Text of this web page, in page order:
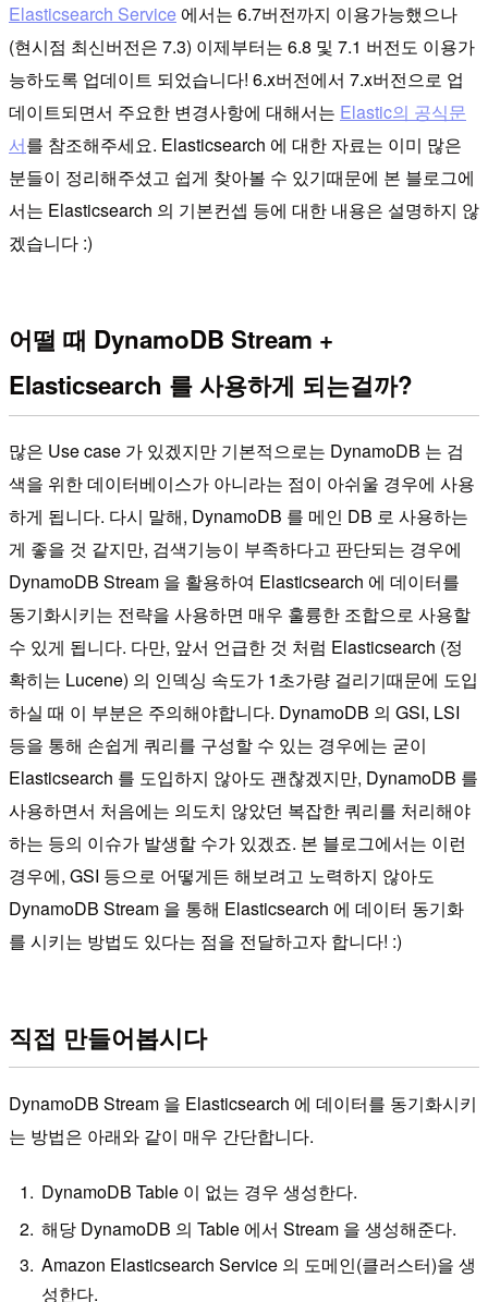
Elasticsearch Service 에서는 6.7버전까지 이용가능했으나
(현시점 최신버전은 7.3) 이제부터는 6.8 및 7.1 버전도 이용가
능하도록 업데이트 되었습니다! 6.x버전에서 7.x버전으로 업
데이트되면서 주요한 변경사항에 대해서는 Elastic의 공식문
서를 참조해주세요. Elasticsearch 에 대한 자료는 이미 많은
분들이 정리해주셨고 쉽게 찾아볼 수 있기때문에 본 블로그에
서는 Elasticsearch 의 기본컨셉 등에 대한 내용은 설명하지 않
겠습니다 :)
어떨 때 DynamoDB Stream +
Elasticsearch 를 사용하게 되는걸까?
많은 Use case 가 있겠지만 기본적으로는 DynamoDB 는 검
색을 위한 데이터베이스가 아니라는 점이 아쉬울 경우에 사용
하게 됩니다. 다시 말해, DynamoDB 를 메인 DB 로 사용하는
게 좋을 것 같지만, 검색기능이 부족하다고 판단되는 경우에
DynamoDB Stream 을 활용하여 Elasticsearch 에 데이터를
동기화시키는 전략을 사용하면 매우 훌륭한 조합으로 사용할
수 있게 됩니다. 다만, 앞서 언급한 것 처럼 Elasticsearch (정
확히는 Lucene) 의 인덱싱 속도가 1초가량 걸리기때문에 도입
하실 때 이 부분은 주의해야합니다. DynamoDB 의 GSI, LSI
등을 통해 손쉽게 쿼리를 구성할 수 있는 경우에는 굳이
Elasticsearch 를 도입하지 않아도 괜찮겠지만, DynamoDB 를
사용하면서 처음에는 의도치 않았던 복잡한 쿼리를 처리해야
하는 등의 이슈가 발생할 수가 있겠죠. 본 블로그에서는 이런
경우에, GSI 등으로 어떻게든 해보려고 노력하지 않아도
DynamoDB Stream 을 통해 Elasticsearch 에 데이터 동기화
를 시키는 방법도 있다는 점을 전달하고자 합니다! :)
직접 만들어봅시다
DynamoDB Stream 을 Elasticsearch 에 데이터를 동기화시키
는 방법은 아래와 같이 매우 간단합니다.
DynamoDB Table 이 없는 경우 생성한다.
해당 DynamoDB 의 Table 에서 Stream 을 생성해준다.
Amazon Elasticsearch Service 의 도메인(클러스터)을 생
성한다.